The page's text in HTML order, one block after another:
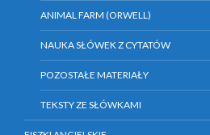
ANIMAL FARM (ORWELL)
NAUKA SŁÓWEK Z CYTATÓW
POZOSTAŁE MATERIAŁY
TEKSTY ZE SŁÓWKAMI